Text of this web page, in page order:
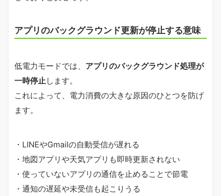
アプリのバックグラウンド更新が停止する意味
低電力モードでは、 アプリのバックグラウンド処理が
一時停止 します。
これによって、電力消費の大きな原因のひとつを防げ
ます。
・LINEやGmailの自動受信が遅れる
・地図アプリや天気アプリも即時更新されない
・使っていないアプリの通信を止めることで節電
・通知の遅延や未受信も起こりうる